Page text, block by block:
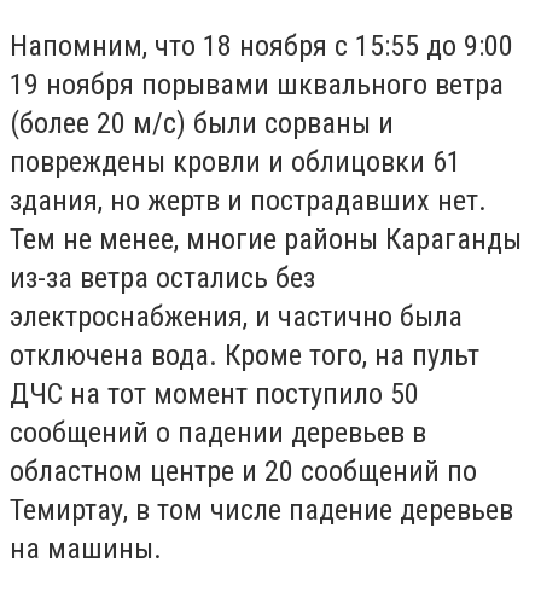
Напомним, что 18 ноября с 15:55 до 9:00
19 ноября порывами шквального ветра
(более 20 м/с) были сорваны и
повреждены кровли и облицовки 61
здания, но жертв и пострадавших нет.
Тем не менее, многие районы Караганды
из-за ветра остались без
электроснабжения, и частично была
отключена вода. Кроме того, на пульт
ДЧС на тот момент поступило 50
сообщений о падении деревьев в
областном центре и 20 сообщений по
Темиртау, в том числе падение деревьев
на машины.